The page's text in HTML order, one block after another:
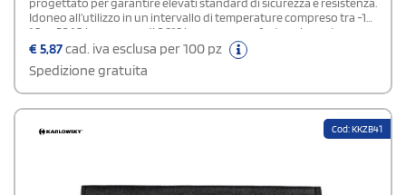
progettato per garantire elevati standard di sicurezza e resistenza.
Idoneo all’utilizzo in un intervallo di temperature compreso tra -10
°C e +50 °C, ha un peso di 0,318 kg per un comfort prolungato
durante l’uso. La calotta è regolabile e si adatta a una
circonferenza del capo da 54 a 61 cm.L’elmetto è studiato per
offrire protezione efficace contro urti causati da oggetti come
pietre, piastrelle, mattoni e materiali simili, oltre a garantire
protezione contro scariche elettriche fino a 1000 V o 1500 V.
€5,87cad. iva esclusa per 100 pz
Spedizione gratuita
Cod: KKZB41